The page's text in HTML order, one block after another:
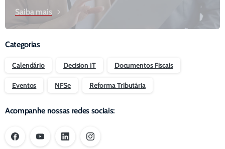
Saiba mais
Categorias
Calendário Decision IT Documentos Fiscais
Eventos NFSe Reforma Tributária
Acompanhe nossas redes sociais: